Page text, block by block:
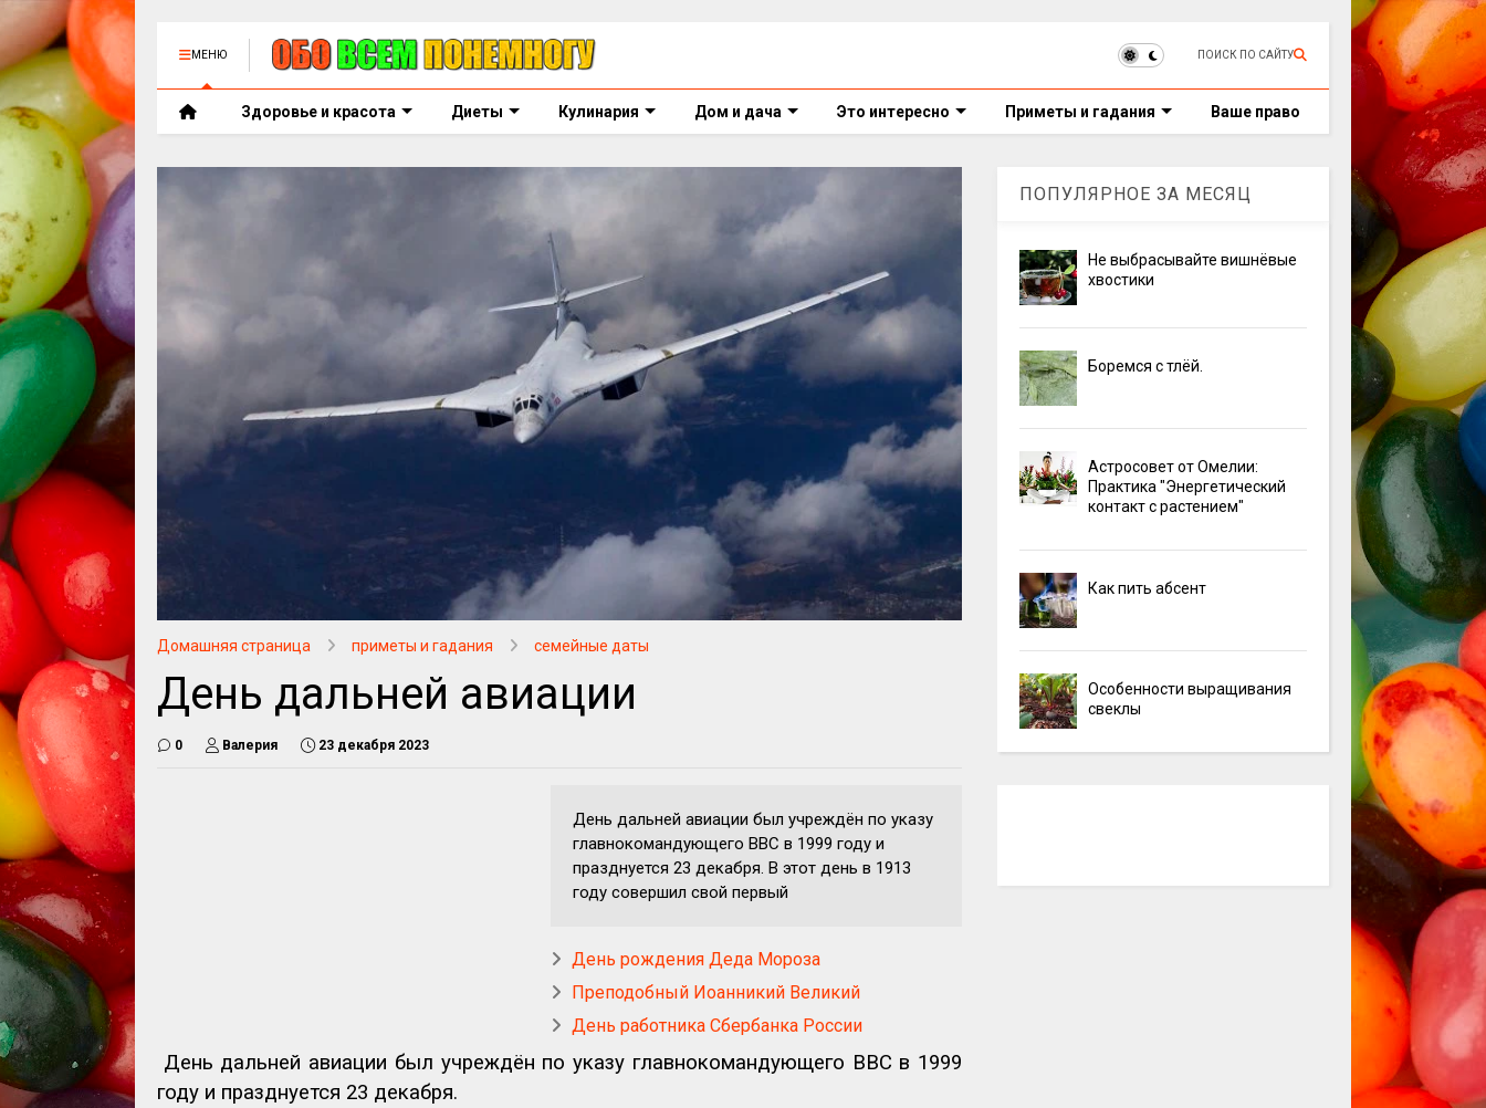
МЕНЮ ПОИСК ПО САЙТУ
Здоровье и красота Диеты Кулинария Дом и дача Это интересно Приметы и гадания Ваше право
Домашняя страница приметы и гадания семейные даты
День дальней авиации
0 Валерия 23 декабря 2023
День дальней авиации был учреждён по указу
главнокомандующего ВВС в 1999 году и
празднуется 23 декабря. В этот день в 1913
году совершил свой первый
День рождения Деда Мороза
Преподобный Иоанникий Великий
День работника Сбербанка России
День дальней авиации был учреждён по указу главнокомандующего ВВС в 1999
году и празднуется 23 декабря.
ПОПУЛЯРНОЕ ЗА МЕСЯЦ
Не выбрасывайте вишнёвые
хвостики
Боремся с тлёй.
Астросовет от Омелии:
Практика "Энергетический
контакт с растением"
Как пить абсент
Особенности выращивания
свеклы